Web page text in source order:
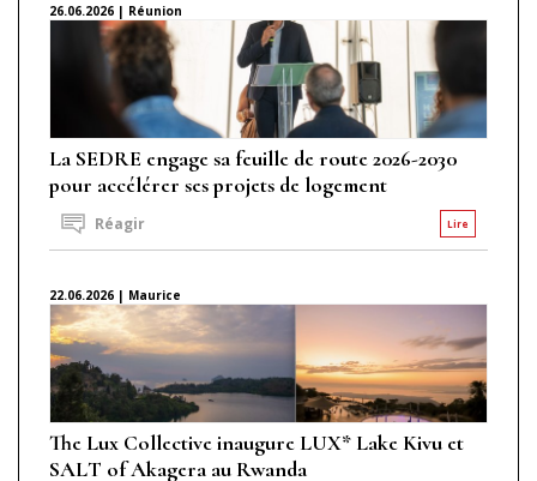
26.06.2026 | Réunion
La SEDRE engage sa feuille de route 2026-2030
pour accélérer ses projets de logement
Lire
Réagir
22.06.2026 | Maurice
The Lux Collective inaugure LUX* Lake Kivu et
SALT of Akagera au Rwanda